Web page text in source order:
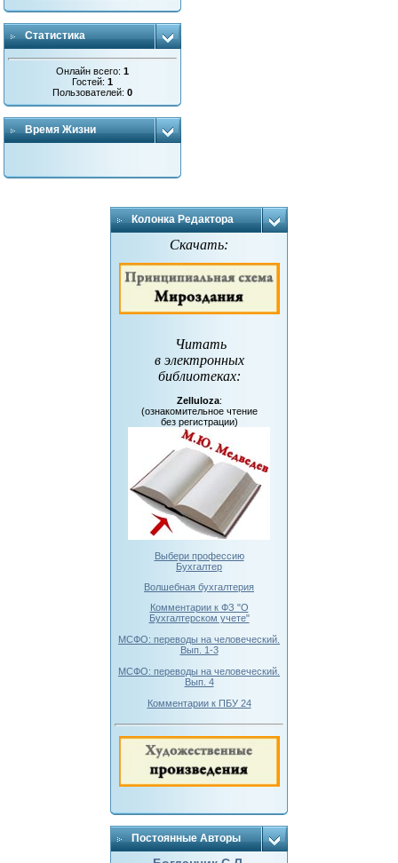
Статистика
Онлайн всего:1
Гостей:1
Пользователей:0
Время Жизни
Колонка Редактора
Скачать:
Читать
в электронных
библиотеках:
Zelluloza:
(ознакомительное чтение
без регистрации)
Выбери профессию
Бухгалтер
Волшебная бухгалтерия
Комментарии к ФЗ "О
Бухгалтерском учете"
МСФО: переводы на человеческий.
Вып. 1-3
МСФО: переводы на человеческий.
Вып. 4
Комментарии к ПБУ 24
Постоянные Авторы